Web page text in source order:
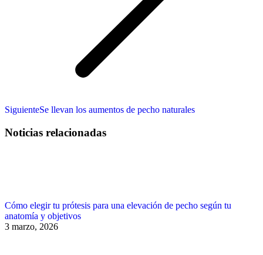
SiguientePublicación
Se llevan los aumentos de pecho naturales
Noticias relacionadas
Cómo elegir tu prótesis para una elevación de pecho según tu
anatomía y objetivos
3 marzo, 2026